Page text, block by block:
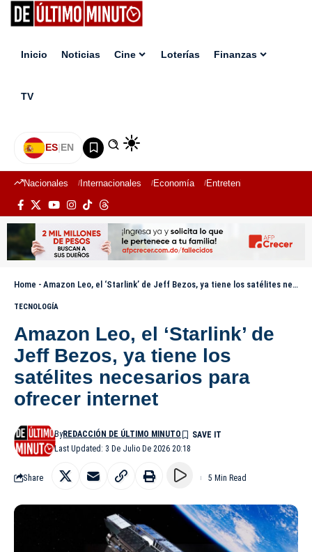
Inicio Noticias Cine Loterías Finanzas
TV
ES|EN
Nacionales Internacionales Economía Entretenimiento
Home - Amazon Leo, el ‘Starlink’ de Jeff Bezos, ya tiene los satélites necesarios para ofrecer internet
TECNOLOGÍA
Amazon Leo, el ‘Starlink’ de
Jeff Bezos, ya tiene los
satélites necesarios para
ofrecer internet
Last Updated: 3 De Julio De 2026 20:18
ByREDACCIÓN DE ÚLTIMO MINUTO
Share 5 Min Read